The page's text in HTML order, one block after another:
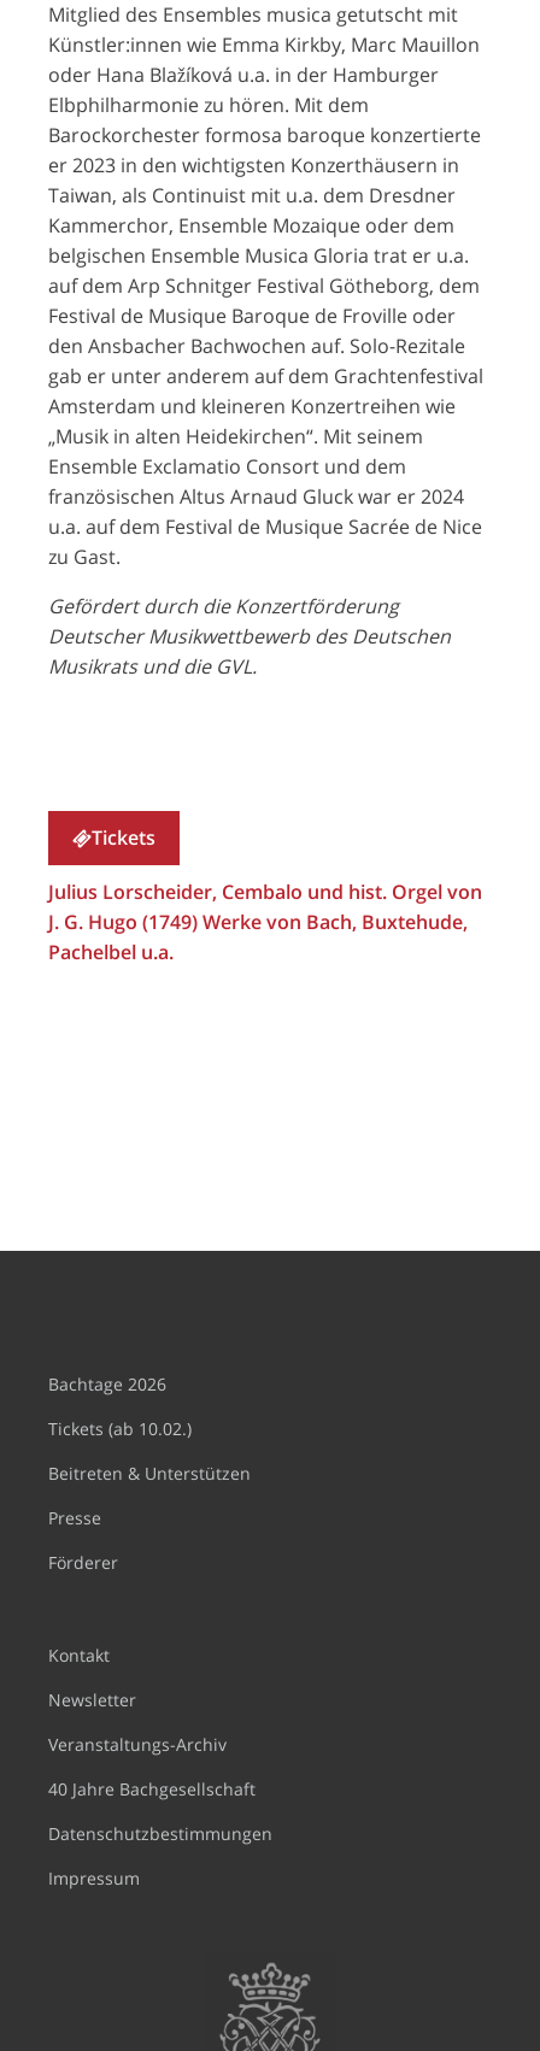
Mitglied des Ensembles musica getutscht mit
Künstler:innen wie Emma Kirkby, Marc Mauillon
oder Hana Blažíková u.a. in der Hamburger
Elbphilharmonie zu hören. Mit dem
Barockorchester formosa baroque konzertierte
er 2023 in den wichtigsten Konzerthäusern in
Taiwan, als Continuist mit u.a. dem Dresdner
Kammerchor, Ensemble Mozaique oder dem
belgischen Ensemble Musica Gloria trat er u.a.
auf dem Arp Schnitger Festival Götheborg, dem
Festival de Musique Baroque de Froville oder
den Ansbacher Bachwochen auf. Solo-Rezitale
gab er unter anderem auf dem Grachtenfestival
Amsterdam und kleineren Konzertreihen wie
„Musik in alten Heidekirchen“. Mit seinem
Ensemble Exclamatio Consort und dem
französischen Altus Arnaud Gluck war er 2024
u.a. auf dem Festival de Musique Sacrée de Nice
zu Gast.
Gefördert durch die Konzertförderung
Deutscher Musikwettbewerb des Deutschen
Musikrats und die GVL.
Tickets
Julius Lorscheider, Cembalo und hist. Orgel von
J. G. Hugo (1749) Werke von Bach, Buxtehude,
Pachelbel u.a.
Bachtage 2026
Tickets (ab 10.02.)
Beitreten & Unterstützen
Presse
Förderer
Kontakt
Newsletter
Veranstaltungs-Archiv
40 Jahre Bachgesellschaft
Datenschutzbestimmungen
Impressum